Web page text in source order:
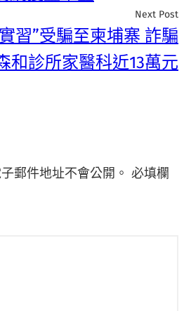
Next Post
習”受騙至柬埔寨 詐騙
和診所家醫科近13萬元
郵件地址不會公開。 必填欄